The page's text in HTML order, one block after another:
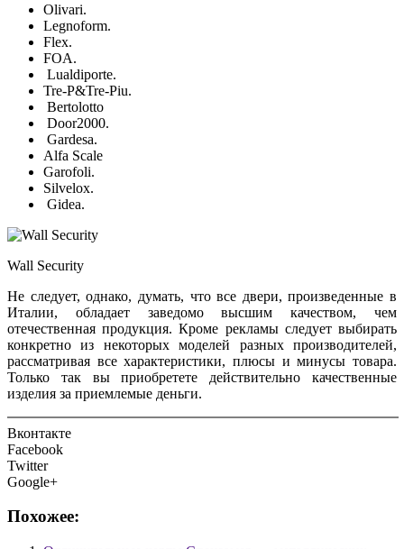
Olivari.
Legnoform.
Flex.
FOA.
Lualdiporte.
Tre-P&Tre-Piu.
Bertolotto
Door2000.
Gardesa.
Alfa Scale
Garofoli.
Silvelox.
Gidea.
Wall Security
Не следует, однако, думать, что все двери, произведенные в
Италии, обладает заведомо высшим качеством, чем
отечественная продукция. Кроме рекламы следует выбирать
конкретно из некоторых моделей разных производителей,
рассматривая все характеристики, плюсы и минусы товара.
Только так вы приобретете действительно качественные
изделия за приемлемые деньги.
Вконтакте
Facebook
Twitter
Google+
Похожее: